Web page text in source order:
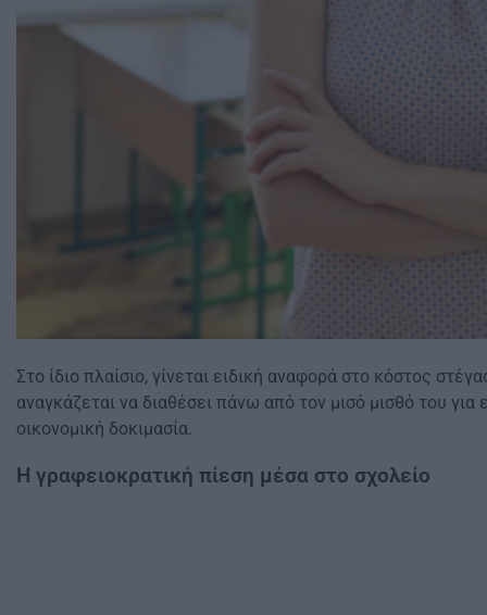
Στο ίδιο πλαίσιο, γίνεται ειδική αναφορά στο κόστος
αναγκάζεται να διαθέσει πάνω από τον μισό μισθό του για
οικονομική δοκιμασία.
Η γραφειοκρατική πίεση μέσα στο σχολείο